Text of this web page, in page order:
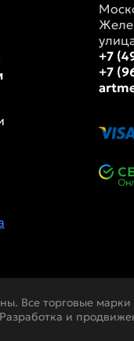
+7
+7
Все торговые
и